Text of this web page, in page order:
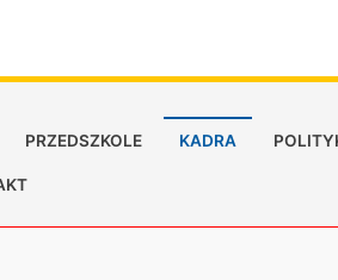
PRZEDSZKOLE KADRA